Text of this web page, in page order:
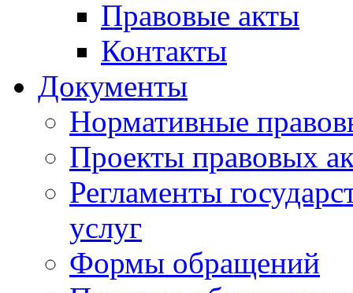
Правовые акты
Контакты
Документы
Нормативные
Проекты правовых
Регламенты
услуг
Формы обращений